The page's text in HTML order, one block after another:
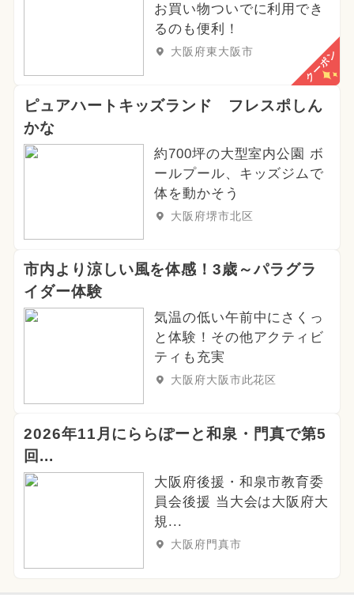
お買い物ついでに利用でき
るのも便利！
大阪府東大阪市 クーポン
ピュアハートキッズランド フレスポしん
かな
約700坪の大型室内公園 ボ
ールプール、キッズジムで
体を動かそう
大阪府堺市北区
市内より涼しい風を体感！3歳～パラグラ
イダー体験
気温の低い午前中にさくっ
と体験！その他アクティビ
ティも充実
大阪府大阪市此花区
2026年11月にららぽーと和泉・門真で第5
回...
大阪府後援・和泉市教育委
員会後援 当大会は大阪府大
規...
大阪府門真市